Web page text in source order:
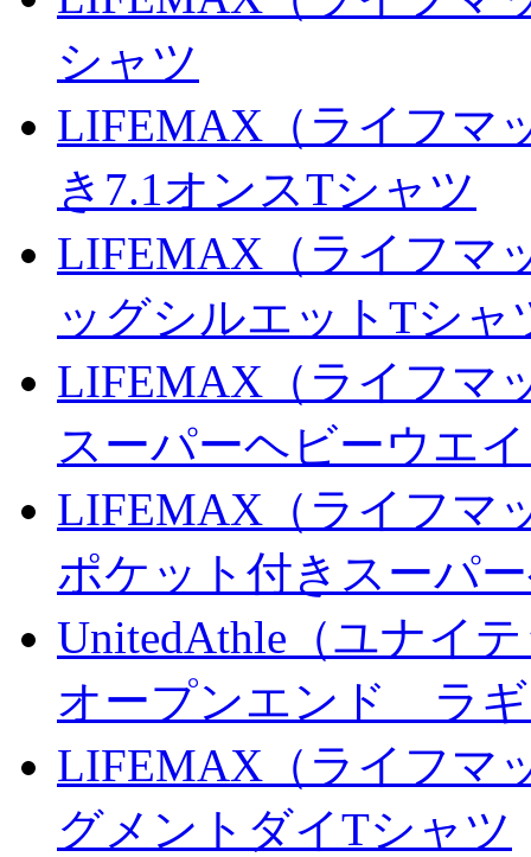
シャツ
LIFEMAX（ライフマ
き7.1オンスTシャツ
LIFEMAX（ライフマ
ッグシルエットTシャ
LIFEMAX（ライフマ
スーパーヘビーウエ
LIFEMAX（ライフマ
ポケット付きスーパ
UnitedAthle（ユナイ
オープンエンド ラ
LIFEMAX（ライフマ
グメントダイTシャツ